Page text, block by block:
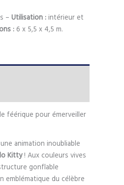
– Utilisation : intérieur et
: 6 x 5,5 x 4,5 m.
féérique pour émerveiller
animation inoubliable
Kitty! Aux couleurs vives
gonflable
emblématique du célèbre